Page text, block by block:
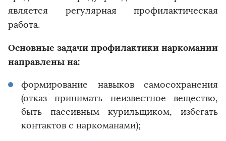
является регулярная профилактическая
работа.
Основные задачи профилактики наркомании
направлены на:
формирование навыков самосохранения
(отказ принимать неизвестное вещество,
быть пассивным курильщиком, избегать
контактов с наркоманами);